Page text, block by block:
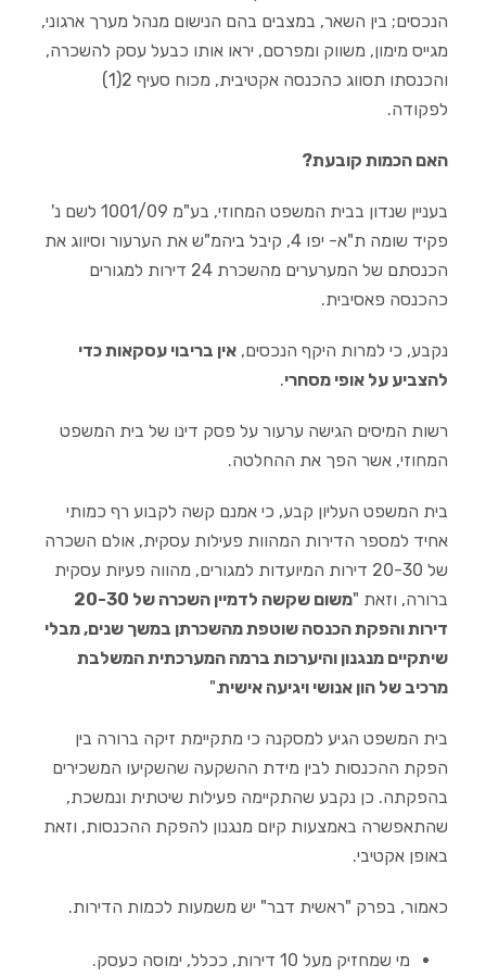
הנכסים; בין השאר, במצבים בהם הנישום מנהל מערך ארגוני,
מגייס מימון, משווק ומפרסם, יראו אותו כבעל עסק להשכרה,
והכנסתו תסווג כהכנסה אקטיבית, מכוח סעיף 2(1)
לפקודה.
האם הכמות קובעת?
בעניין שנדון בבית המשפט המחוזי, בע"מ 1001/09 לשם נ'
פקיד שומה ת"א- יפו 4, קיבל ביהמ"ש את הערעור וסיווג את
הכנסתם של המערערים מהשכרת 24 דירות למגורים
כהכנסה פאסיבית.
נקבע, כי למרות היקף הנכסים, אין בריבוי עסקאות כדי
להצביע על אופי מסחרי.
רשות המיסים הגישה ערעור על פסק דינו של בית המשפט
המחוזי, אשר הפך את ההחלטה.
בית המשפט העליון קבע, כי אמנם קשה לקבוע רף כמותי
אחיד למספר הדירות המהוות פעילות עסקית, אולם השכרה
של 20-30 דירות המיועדות למגורים, מהווה פעיות עסקית
ברורה, וזאת "
משום שקשה לדמיין השכרה של 20-30
דירות והפקת הכנסה שוטפת מהשכרתן במשך שנים, מבלי
שיתקיים מנגנון והיערכות ברמה המערכתית המשלבת
מרכיב של הון אנושי ויגיעה אישית."
בית המשפט הגיע למסקנה כי מתקיימת זיקה ברורה בין
הפקת ההכנסות לבין מידת ההשקעה שהשקיעו המשכירים
בהפקתה. כן נקבע שהתקיימה פעילות שיטתית ונמשכת,
שהתאפשרה באמצעות קיום מנגנון להפקת ההכנסות, וזאת
באופן אקטיבי.
כאמור, בפרק "ראשית דבר" יש משמעות לכמות הדירות.
מי שמחזיק מעל 10 דירות, ככלל, ימוסה כעסק.